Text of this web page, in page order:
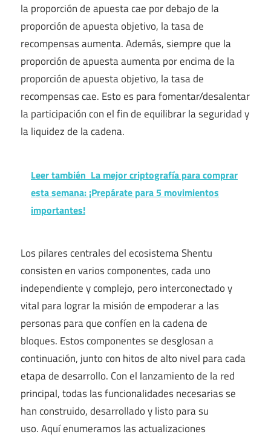
la proporción de apuesta cae por debajo de la
proporción de apuesta objetivo, la tasa de
recompensas aumenta. Además, siempre que la
proporción de apuesta aumenta por encima de la
proporción de apuesta objetivo, la tasa de
recompensas cae. Esto es para fomentar/desalentar
la participación con el fin de equilibrar la seguridad y
la liquidez de la cadena.
Leer también La mejor criptografía para comprar
esta semana: ¡Prepárate para 5 movimientos
importantes!
Los pilares centrales del ecosistema Shentu
consisten en varios componentes, cada uno
independiente y complejo, pero interconectado y
vital para lograr la misión de empoderar a las
personas para que confíen en la cadena de
bloques. Estos componentes se desglosan a
continuación, junto con hitos de alto nivel para cada
etapa de desarrollo. Con el lanzamiento de la red
principal, todas las funcionalidades necesarias se
han construido, desarrollado y listo para su
uso. Aquí enumeramos las actualizaciones